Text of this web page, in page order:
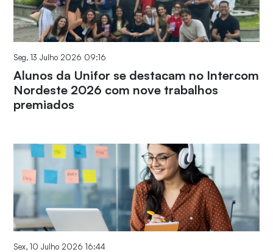
Seg, 13 Julho 2026 09:16
Alunos da Unifor se destacam no Intercom
Nordeste 2026 com nove trabalhos
premiados
Sex, 10 Julho 2026 16:44